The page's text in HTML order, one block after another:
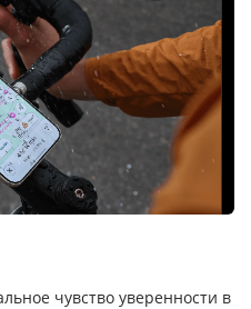
чувство уверенности в